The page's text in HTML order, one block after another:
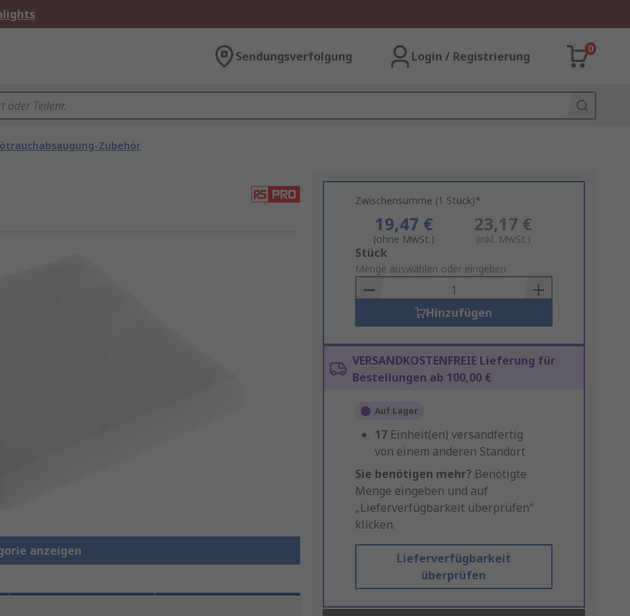
Sendungsverfolgung Login / Registrierung
0
Zubehör
anzeigen
Zwischensumme (1 Stück)*
19,47 €
(ohne MwSt.)
23,17 €
(inkl. MwSt.)
Add
to
Basket
Stück
Menge auswählen oder eingeben
Hinzufügen
VERSANDKOSTENFREIE Lieferung für
Bestellungen ab 100,00 €
Auf Lager
17 Einheit(en) versandfertig
von einem anderen Standort
Sie benötigen mehr? Benötigte
Menge eingeben und auf
„Lieferverfügbarkeit überprüfen“
klicken.
Lieferverfügbarkeit
überprüfen